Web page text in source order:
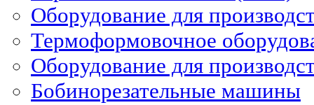
Оборудование для
Термоформовочное
Оборудование для
Бобинорезательные машины